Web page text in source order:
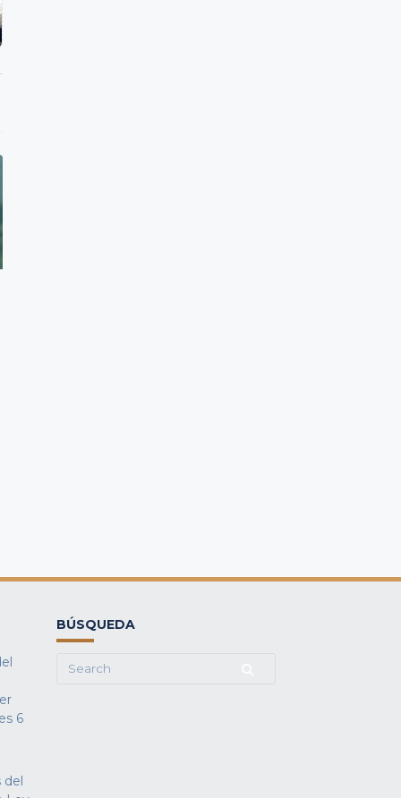
6
del
BÚSQUEDA
Search